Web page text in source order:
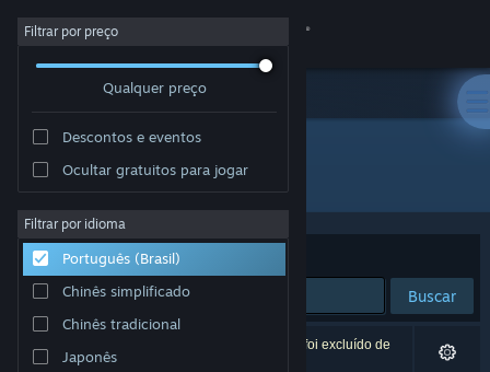
Iniciar sessão
Sobre
Suporte
Alterar idioma
Filtrar por preço
Qualquer preço
Descontos e eventos
Ocultar gratuitos para jogar
Filtrar por idioma
Português (Brasil)
Chinês simplificado
Chinês tradicional
Japonês
Desenvolvedor: DoubleBee
Ordenar por Relevância
Buscar
1 resultado corresponde à sua busca. Um título foi excluído de
acordo com as suas preferências.